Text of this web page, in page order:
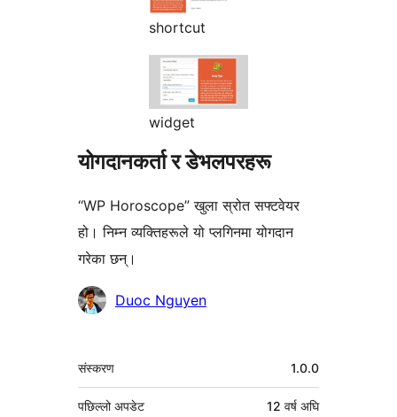
shortcut
widget
योगदानकर्ता र डेभलपरहरू
“WP Horoscope” खुला स्रोत सफ्टवेयर
हो। निम्न व्यक्तिहरूले यो प्लगिनमा योगदान
गरेका छन्।
योगदानकर्ताहरूDuoc Nguyen
मेटा
संस्करण 1.0.0
पछिल्लो अपडेट 12 वर्ष अघि